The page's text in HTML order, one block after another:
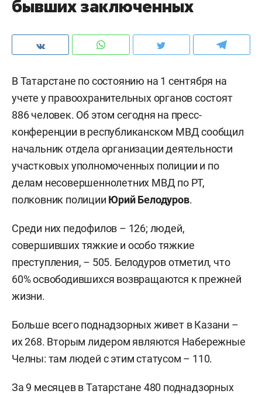
бывших заключенных
В Татарстане по состоянию на 1 сентября на
учете у правоохранительных органов состоят
886 человек. Об этом сегодня на пресс-
конференции в республиканском МВД сообщил
начальник отдела организации деятельности
участковых уполномоченных полиции и по
делам несовершеннолетних МВД по РТ,
полковник полиции Юрий Белодуров.
Среди них педофилов – 126; людей,
совершивших тяжкие и особо тяжкие
преступления, – 505. Белодуров отметил, что
60% освободившихся возвращаются к прежней
жизни.
Больше всего поднадзорных живет в Казани –
их 268. Вторым лидером являются Набережные
Челны: там людей с этим статусом – 110.
За 9 месяцев в Татарстане 480 поднадзорных